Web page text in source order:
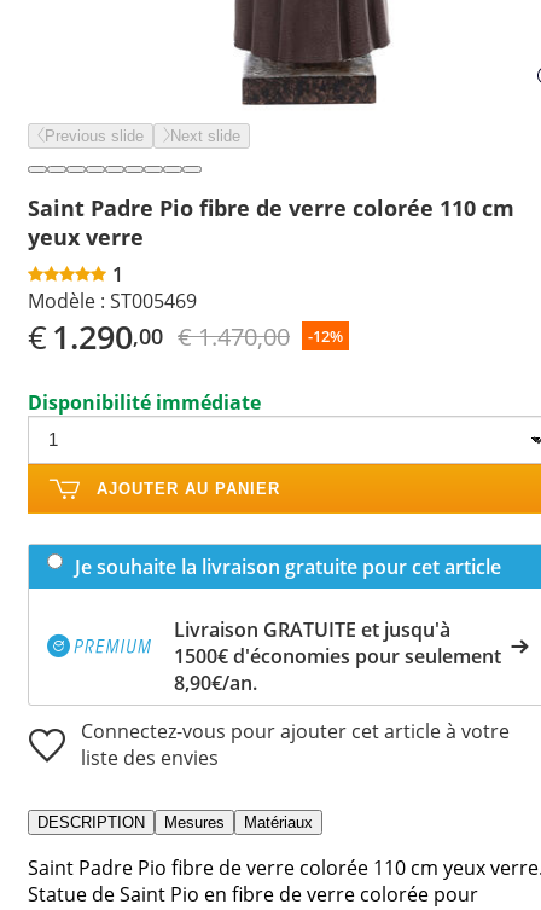
Previous slide Next slide
Saint Padre Pio fibre de verre colorée 110 cm
yeux verre
1
Modèle : ST005469
€1.290,00 € 1.470,00 -12%
Disponibilité immédiate
AJOUTER AU PANIER
Je souhaite la livraison gratuite pour cet article
Livraison GRATUITE et jusqu'à
1500€ d'économies pour seulement
8,90€/an.
Connectez-vous pour ajouter cet article à votre
liste des envies
DESCRIPTION Mesures Matériaux
Saint Padre Pio fibre de verre colorée 110 cm yeux
Statue de Saint Pio en fibre de verre colorée pour